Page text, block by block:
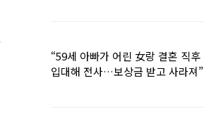
“59세 아빠가 어린 女랑 결혼 직후
입대해 전사…보상금 받고 사라져”